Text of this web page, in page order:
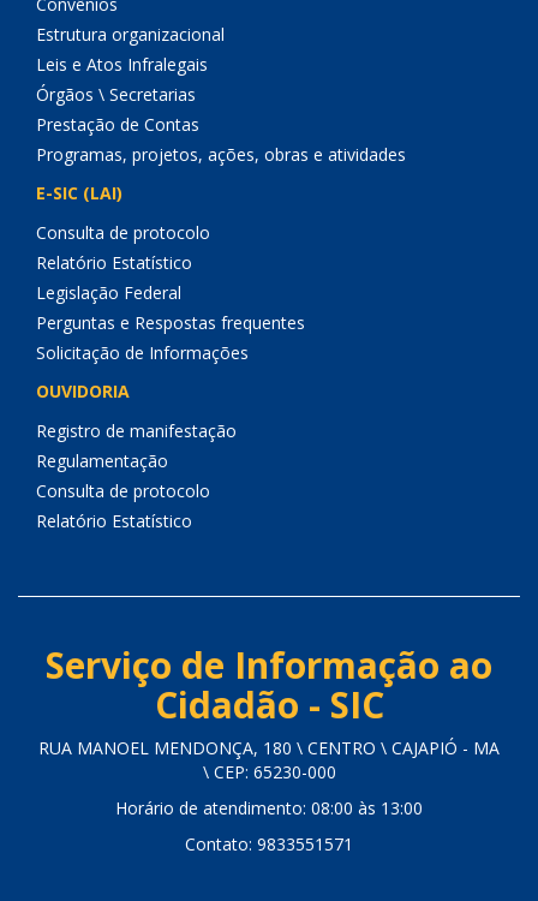
Estrutura organizacional
Leis e Atos Infralegais
Órgãos \ Secretarias
Prestação de Contas
Programas, projetos, ações, obras e atividades
E-SIC (LAI)
Consulta de protocolo
Relatório Estatístico
Legislação Federal
Perguntas e Respostas frequentes
Solicitação de Informações
OUVIDORIA
Registro de manifestação
Regulamentação
Consulta de protocolo
Relatório Estatístico
Serviço de Informação ao
Cidadão - SIC
RUA MANOEL MENDONÇA, 180 \ CENTRO \ CAJAPIÓ - MA
\ CEP: 65230-000
Horário de atendimento: 08:00 às 13:00
Contato: 9833551571